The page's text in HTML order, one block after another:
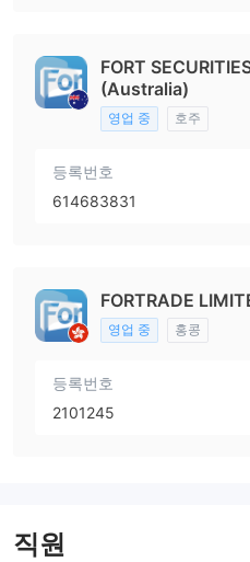
FORT
(Australia)
영업 중 호주
등록번호
614683831
FORTRADE
영업 중 홍콩
등록번호
2101245
직원